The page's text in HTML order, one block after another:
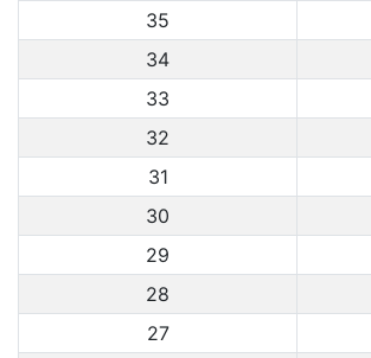
35
34
33
32
31
30
29
28
27